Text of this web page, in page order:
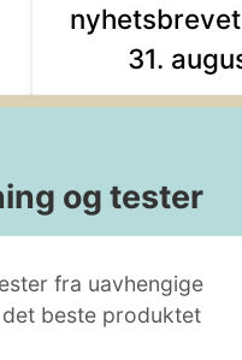
31.
og tester
fra uavhengige
beste produktet